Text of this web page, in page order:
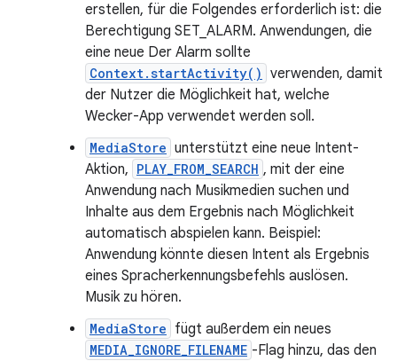
erstellen, für die Folgendes erforderlich ist: die
Berechtigung SET_ALARM. Anwendungen, die
eine neue Der Alarm sollte
Context.startActivity() verwenden, damit
der Nutzer die Möglichkeit hat, welche
Wecker-App verwendet werden soll.
MediaStore unterstützt eine neue Intent-
Aktion, PLAY_FROM_SEARCH , mit der eine
Anwendung nach Musikmedien suchen und
Inhalte aus dem Ergebnis nach Möglichkeit
automatisch abspielen kann. Beispiel:
Anwendung könnte diesen Intent als Ergebnis
eines Spracherkennungsbefehls auslösen.
Musik zu hören.
MediaStore fügt außerdem ein neues
MEDIA_IGNORE_FILENAME -Flag hinzu, das den